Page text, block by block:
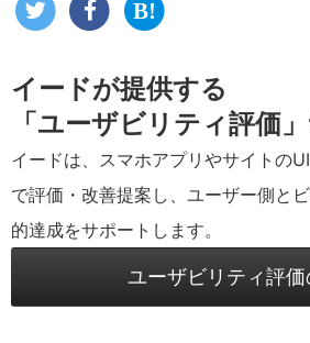
イードが提供する
「ユーザビリティ評価
イードは、スマホアプリやサイトの
で評価・改善提案し、ユーザー側と
的達成をサポートします。
ユーザビリティ評価